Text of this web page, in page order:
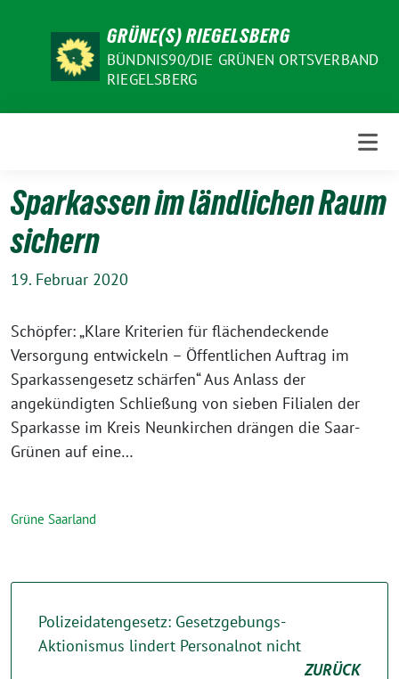
GRÜNE(S) RIEGELSBERG
BÜNDNIS90/DIE GRÜNEN ORTSVERBAND
RIEGELSBERG
Sparkassen im ländlichen Raum
sichern
19. Februar 2020
Schöpfer: „Klare Kriterien für flächendeckende
Versorgung entwickeln – Öffentlichen Auftrag im
Sparkassengesetz schärfen“ Aus Anlass der
angekündigten Schließung von sieben Filialen der
Sparkasse im Kreis Neunkirchen drängen die Saar-
Grünen auf eine…
Grüne Saarland
Polizeidatengesetz: Gesetzgebungs-
Aktionismus lindert Personalnot nicht
ZURÜCK